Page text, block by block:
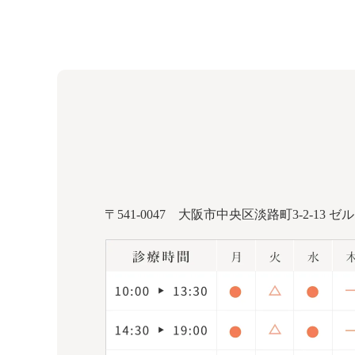
〒541-0047 大阪市中央区淡路町3-2-13 ゼ